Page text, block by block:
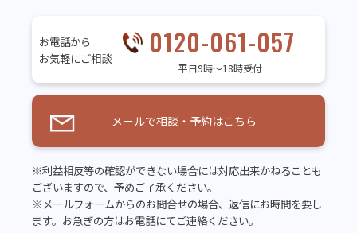
お電話から
お気軽にご相談
0120-061-057
平日9時～18時受付
メールで相談・予約はこちら
※利益相反等の確認ができない場合には対応出来かねることも
ございますので、予めご了承ください。
※メールフォームからのお問合せの場合、返信にお時間を要し
ます。お急ぎの方はお電話にてご連絡ください。